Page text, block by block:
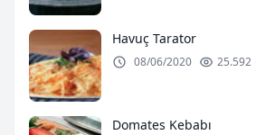
Havuç Tarator
08/06/2020 25.592
Domates Kebabı